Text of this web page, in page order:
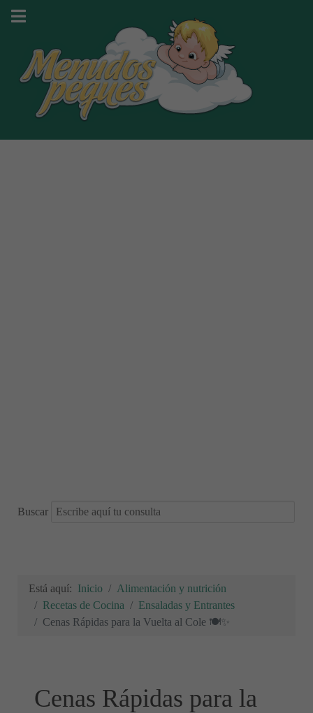
Buscar
Está aquí: Inicio
Alimentación y nutrición
Recetas de Cocina
Ensaladas y Entrantes
Cenas Rápidas para la Vuelta al Cole 🍽️✨
Cenas Rápidas para la